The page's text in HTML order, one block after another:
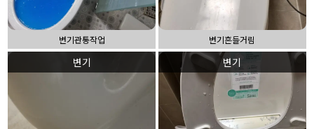
변기관통작업 변기흔들거림
변기 변기